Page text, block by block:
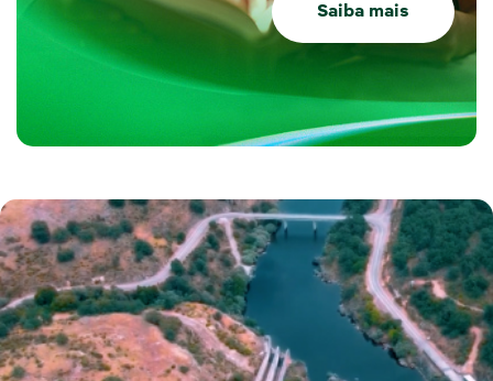
Saiba mais